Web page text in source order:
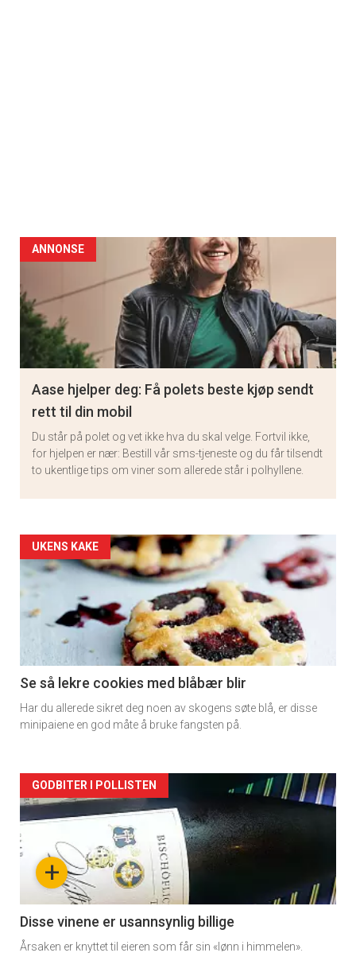
ANNONSE
Aase hjelper deg: Få polets beste kjøp sendt
rett til din mobil
Du står på polet og vet ikke hva du skal velge. Fortvil ikke,
for hjelpen er nær: Bestill vår sms-tjeneste og du får tilsendt
to ukentlige tips om viner som allerede står i polhyllene.
Artikler
detail
-
section
11
UKENS KAKE
Se så lekre cookies med blåbær blir
Har du allerede sikret deg noen av skogens søte blå, er disse
minipaiene en god måte å bruke fangsten på.
Artikler
detail
-
section
11
Dagens
+
GODBITER I POLLISTEN
Disse vinene er usannsynlig billige
Årsaken er knyttet til eieren som får sin «lønn i himmelen».